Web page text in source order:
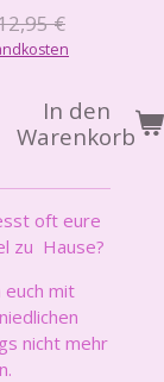
€
In den
Warenkorb
oft eure
zu Hause?
euch mit
nicht mehr